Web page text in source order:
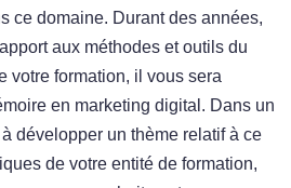
ce domaine. Durant des années,
aux méthodes et outils du
votre formation, il vous sera
en marketing digital. Dans un
développer un thème relatif à ce
de votre entité de formation,